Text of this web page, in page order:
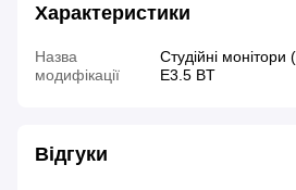
Характеристики
Назва
модифікації
Студійні
E3.5 BT
Відгуки